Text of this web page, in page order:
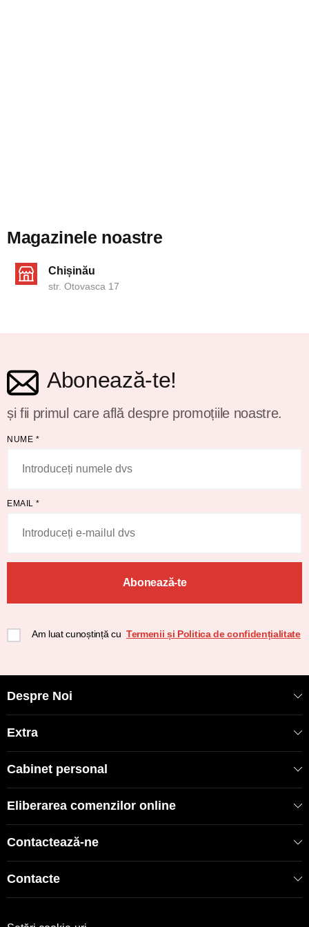
Magazinele noastre
Chișinău
str. Otovasca 17
Abonează-te!
și fii primul care află despre promoțiile noastre.
NUME *
EMAIL *
Abonează-te
Am luat cunoștință cu Termenii și Politica de confidențialitate
Despre Noi
Extra
Cabinet personal
Eliberarea comenzilor online
Contactează-ne
Contacte